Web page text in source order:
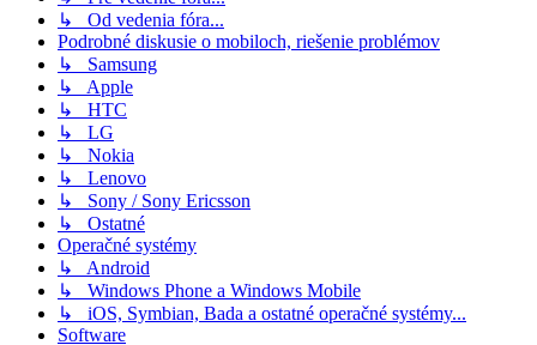
↳ Od vedenia fóra...
Podrobné diskusie o mobiloch, riešenie problémov
↳ Samsung
↳ Apple
↳ HTC
↳ LG
↳ Nokia
↳ Lenovo
↳ Sony / Sony Ericsson
↳ Ostatné
Operačné systémy
↳ Android
↳ Windows Phone a Windows Mobile
↳ iOS, Symbian, Bada a ostatné operačné systémy...
Software